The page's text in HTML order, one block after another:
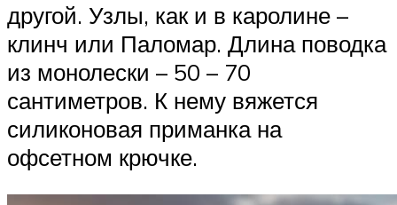
другой. Узлы, как и в каролине –
клинч или Паломар. Длина поводка
из монолески – 50 – 70
сантиметров. К нему вяжется
силиконовая приманка на
офсетном крючке.